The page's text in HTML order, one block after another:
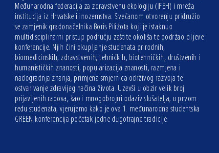
Međunarodna federacija za zdravstvenu ekologiju (IFEH) i mreža
institucija iz Hrvatske i inozemstva. Svečanom otvorenju pridružio
se zamjenik gradonačelnika Boris Piližota koji je istaknuo
multidisciplinarni pristup području zaštite okoliša te podržao ciljeve
konferencije. Njih čini okupljanje studenata prirodnih,
biomedicinskih, zdravstvenih, tehničkih, biotehničkih, društvenih i
humanističkih znanosti, popularizacija znanosti, razmjena i
nadogradnja znanja, primjena smjernica održivog razvoja te
ostvarivanje zdravijeg načina života. Uzevši u obzir velik broj
prijavljenih radova, kao i mnogobrojni odaziv slušatelja, u prvom
redu studenata, vjerujemo kako je ova 1. međunarodna studentska
GREEN konferencija početak jedne dugotrajne tradicije.